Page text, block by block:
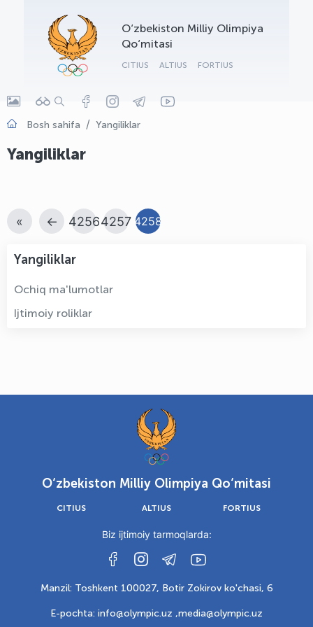
O‘zbekiston Milliy Olimpiya
Qo‘mitasi
CITIUS ALTIUS FORTIUS
Bosh sahifa Yangiliklar
Yangiliklar
« ← 42564257 4258
Yangiliklar
Ochiq ma'lumotlar
Ijtimoiy roliklar
O‘zbekiston Milliy Olimpiya Qo‘mitasi
CITIUS ALTIUS FORTIUS
Biz ijtimoiy tarmoqlarda:
Manzil: Toshkent 100027, Botir Zokirov ko'chasi, 6
E-pochta: info@olympic.uz ,media@olympic.uz
OLYMPCHIK AI - yordamchi
Onlayn · olympic.uz